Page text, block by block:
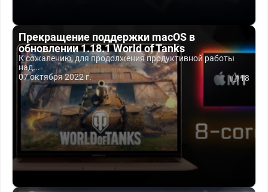
Прекращение поддержки macOS в
обновлении 1.18.1 World of Tanks
К сожалению, для продолжения продуктивной работы
над...
07 октября 2022 г.
18